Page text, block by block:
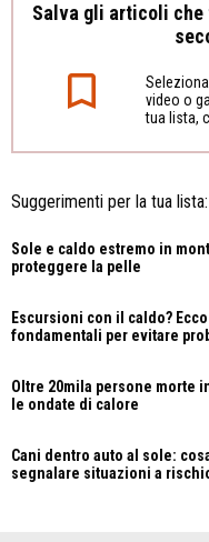
Salva gli articoli
video o
tua lista,
Suggerimenti per la tua lista:
Sole e caldo estremo in
proteggere la pelle
Escursioni con il caldo?
fondamentali per evitare
Oltre 20mila persone morte
le ondate di calore
Cani dentro auto al sole:
segnalare situazioni a